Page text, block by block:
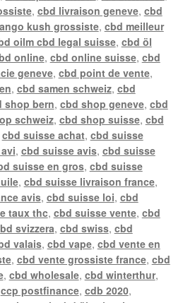
, cbd livraison geneve, cbd
kush grossiste, cbd meilleur
oilm cbd legal suisse, cbd öl
online, cbd online suisse, cbd
geneve, cbd point de vente,
, cbd samen schweiz, cbd
shop bern, cbd shop geneve, cbd
schweiz, cbd shop suisse, cbd
cbd suisse achat, cbd suisse
, cbd suisse avis, cbd suisse
suisse en gros, cbd suisse
, cbd suisse livraison france,
avis, cbd suisse loi, cbd
taux thc, cbd suisse vente, cbd
svizzera, cbd swiss, cbd
valais, cbd vape, cbd vente en
, cbd vente grossiste france, cbd
, cbd wholesale, cbd winterthur,
ccp postfinance, cdb 2020,